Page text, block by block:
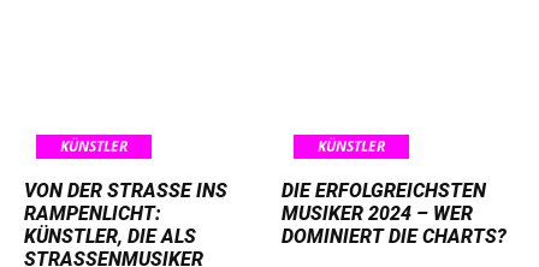
KÜNSTLER
VON DER STRASSE INS R
AMPENLICHT: K
ÜNSTLER, DIE ALS S
TRASSENMUSIKER AN
KÜNSTLER
DIE ERFOLGREICHSTEN
MUSIKER 2024 – WER
DOMINIERT DIE CHARTS?